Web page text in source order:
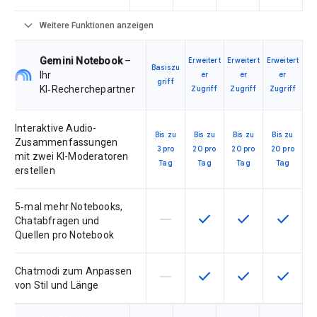
expand_more Weitere Funktionen anzeigen
Gemini Notebook–
Ihr
KI‑Recherchepartner
Basiszu
griff
Erweitert
er
Zugriff
Erweitert
er
Zugriff
Erweitert
er
Zugriff
Interaktive Audio-
Zusammenfassungen
mit zwei KI-Moderatoren
erstellen
Bis zu
3 pro
Tag
Bis zu
20 pro
Tag
Bis zu
20 pro
Tag
Bis zu
20 pro
Tag
5‑mal mehr Notebooks,
Chatabfragen und
Quellen pro Notebook
Diese Funktion ist für die
horizontal_rule Diese Funktion ist für
check Diese Funktion
check Diese
check
Chatmodi zum Anpassen
von Stil und Länge
Diese Funktion ist für die
horizontal_rule Diese Funktion ist für
check Diese Funktion
check Diese
check